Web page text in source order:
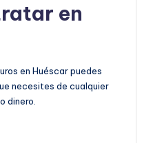
en
en Huéscar puedes
necesites de cualquier
dinero.